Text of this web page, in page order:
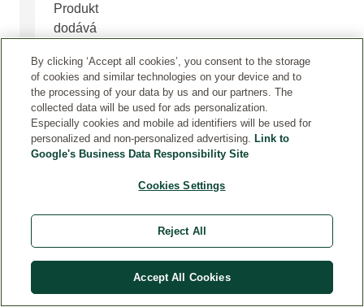
Produkt
dodává
pleti
bronzový
jas.
Ideální
pro
přirozený
Intenzivně
By clicking ‘Accept all cookies’, you consent to the storage
of cookies and similar technologies on your device and to
the processing of your data by us and our partners. The
collected data will be used for ads personalization.
Especially cookies and mobile ad identifiers will be used for
personalized and non-personalized advertising. Link to
Google's Business Data Responsibility Site
Cookies Settings
Reject All
Accept All Cookies